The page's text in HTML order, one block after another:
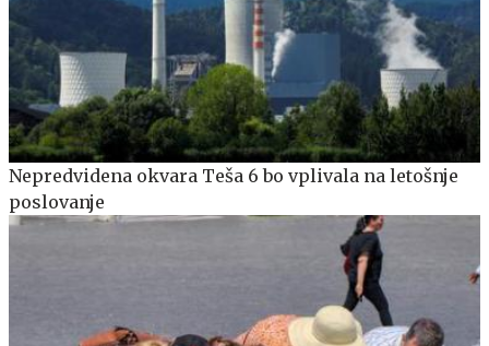
Nepredvidena okvara Teša 6 bo vplivala na letošnje
poslovanje